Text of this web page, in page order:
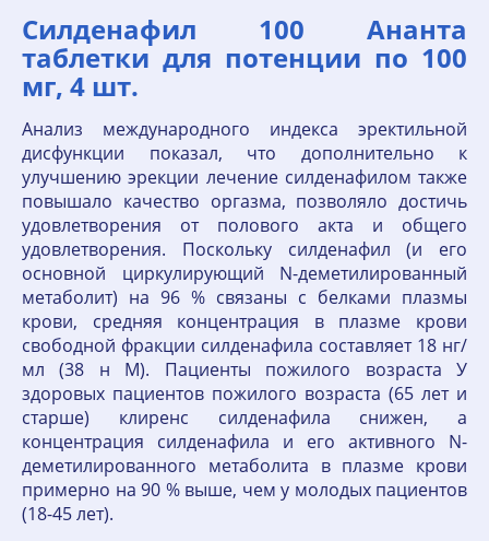
Силденафил 100 Ананта
таблетки для потенции по 100
мг, 4 шт.
Анализ международного индекса эректильной
дисфункции показал, что дополнительно к
улучшению эрекции лечение силденафилом также
повышало качество оргазма, позволяло достичь
удовлетворения от полового акта и общего
удовлетворения. Поскольку силденафил (и его
основной циркулирующий N-деметилированный
метаболит) на 96 % связаны с белками плазмы
крови, средняя концентрация в плазме крови
свободной фракции силденафила составляет 18 нг/
мл (38 н M). Пациенты пожилого возраста У
здоровых пациентов пожилого возраста (65 лет и
старше) клиренс силденафила снижен, а
концентрация силденафила и его активного N-
деметилированного метаболита в плазме крови
примерно на 90 % выше, чем у молодых пациентов
(18-45 лет).